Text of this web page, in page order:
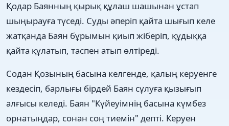
Қодар Баянның қырық құлаш шашынан ұстап
шыңырауға түседі. Суды әперіп қайта шығып келе
жатқанда Баян бұрымын қиып жіберіп, құдыққа
қайта құлатып, таспен атып өлтіреді.
Содан Қозының басына келгенде, қалың керуенге
кездесіп, барлығы бірдей Баян сұлуға қызығып
алғысы келеді. Баян "Күйеуімнің басына күмбез
орнатыңдар, сонан соң тиемін" депті. Керуен